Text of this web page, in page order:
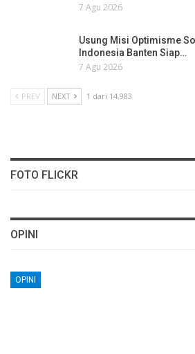
7 Agu 2026
Usung Misi Optimisme
Indonesia Banten Siap…
7 Agu 2026
PREV NEXT 1 dari 14,983
FOTO FLICKR
OPINI
OPINI